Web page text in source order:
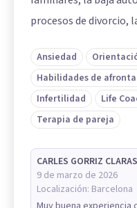
procesos de divorcio,
Ansiedad
Habilidades de
Infertilidad
Life
Terapia de pareja
CARLES GORRIZ
9 de marzo de 2026
Localización: Barcelona